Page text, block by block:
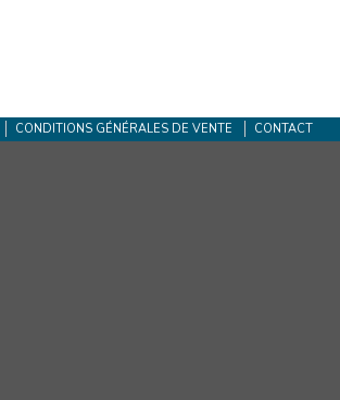
CONDITIONS GÉNÉRALES DE VENTE CONTACT